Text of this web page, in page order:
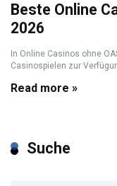
Beste Online
2026
In Online Casinos ohne
Casinospielen zur
Read more »
Suche